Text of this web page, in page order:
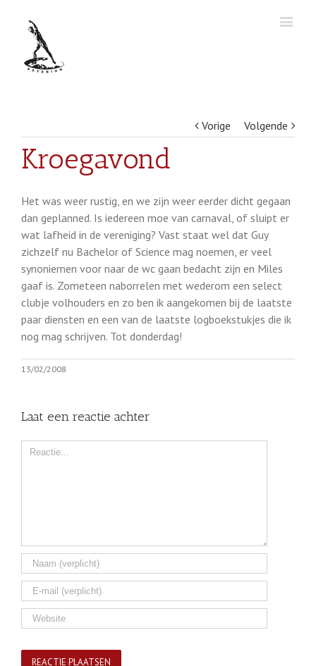
Vorige Volgende
Kroegavond
Het was weer rustig, en we zijn weer eerder dicht gegaan
dan geplanned. Is iedereen moe van carnaval, of sluipt er
wat lafheid in de vereniging? Vast staat wel dat Guy
zichzelf nu Bachelor of Science mag noemen, er veel
synoniemen voor naar de wc gaan bedacht zijn en Miles
gaaf is. Zometeen naborrelen met wederom een select
clubje volhouders en zo ben ik aangekomen bij de laatste
paar diensten en een van de laatste logboekstukjes die ik
nog mag schrijven. Tot donderdag!
13/02/2008
Laat een reactie achter
Comment